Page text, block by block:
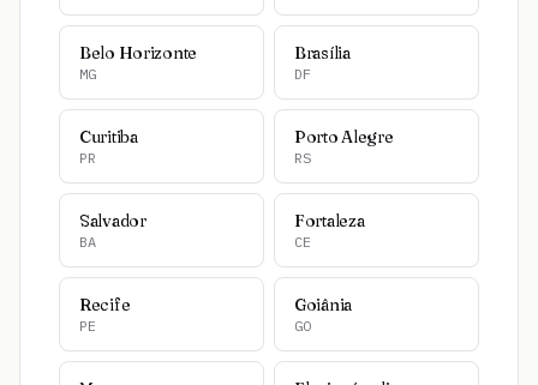
Belo Horizonte
MG
Brasília
DF
Curitiba
PR
Porto Alegre
RS
Salvador
BA
Fortaleza
CE
Recife
PE
Goiânia
GO